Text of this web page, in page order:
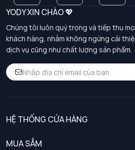
YODY XIN CHÀO 💖
Chúng tôi luôn quý trọng và tiếp thu
khách hàng, nhằm không ngừng cải
dịch vụ cũng như chất lượng sản phẩm.
HỆ THỐNG CỬA HÀNG
MUA SẮM